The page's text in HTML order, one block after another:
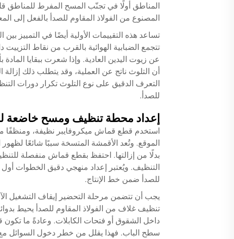
المناطق أولًا في تجنّب المسح المفرط للمناطق
المصنوع من الفولاذ المقاوم للصدأ بالفعل إلى
تساعد هذه التقييمات الأولية أيضًا في التمييز
تتجمع الضبابية الهوائية بالقرب من نقاط
عن زيوت اليدين العادية. وإذا شعرت ببقايا
أن التلوث ناتج عن العملية، وقد يتطلب ذلك
التعرف الدقيق على نوع التلوث تكرار دورات
للصدأ.
إعداد محطة تنظيف ومسح خاضعة
استخدم قطع قماش ميكروفايبر نظيفة، ومنظفًا
الموقع. وتُعد الأقمشة المتسخة سببًا شائعًا
بدلًا من إزالتها. احتفظ بقطع قماش منفصلة
التنظيف. ويُعتبر إعداد منهجي دقيق الخطوات
للصدأ ضمن خط الإنتاج.
يجب أن تتضمن مرحلة التحضير إيقاف التشغيل
تنظيف غلاف من الفولاذ المقاوم للصدأ يحيط
داخل الشقوق أو فتحات الكابلات. وعادةً ما
سطح الباب. فهذا يقلل من خطر دخول السوائل